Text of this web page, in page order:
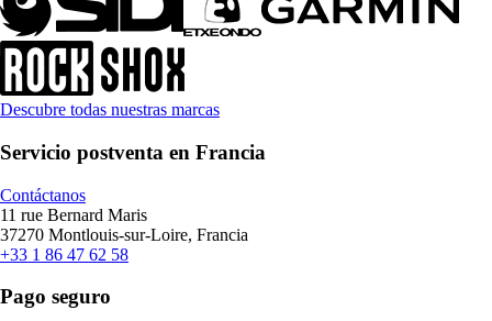
Descubre todas nuestras marcas
Servicio postventa en Francia
Contáctanos
11 rue Bernard Maris
37270 Montlouis-sur-Loire, Francia
+33 1 86 47 62 58
Pago seguro